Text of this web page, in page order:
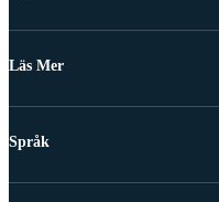
Läs Mer
Språk